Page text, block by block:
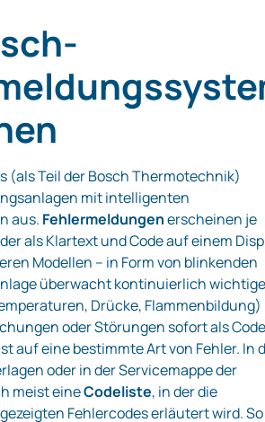
(als Teil der Bosch Thermotechnik)
mit intelligenten
aus. Fehlermeldungenerscheinen je
als Klartext und Code auf einem
Modellen – in Form von blinkenden
überwacht kontinuierlich
Drücke, Flammenbildung)
oder Störungen sofort als
auf eine bestimmte Art von Fehler. In
oder in der Servicemappe der
meist eineCodeliste, in der die
Fehlercodes erläutert wird. So